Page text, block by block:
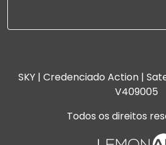
SKY | Credenciado Action |
V409005
Todos os direitos